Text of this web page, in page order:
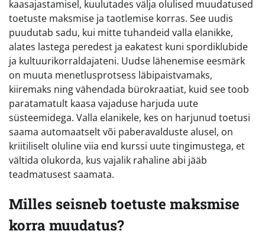
kaasajastamisel, kuulutades välja olulised muudatused
toetuste maksmise ja taotlemise korras. See uudis
puudutab sadu, kui mitte tuhandeid valla elanikke,
alates lastega peredest ja eakatest kuni spordiklubide
ja kultuurikorraldajateni. Uudse lähenemise eesmärk
on muuta menetlusprotsess läbipaistvamaks,
kiiremaks ning vähendada bürokraatiat, kuid see toob
paratamatult kaasa vajaduse harjuda uute
süsteemidega. Valla elanikele, kes on harjunud toetusi
saama automaatselt või paberavalduste alusel, on
kriitiliselt oluline viia end kurssi uute tingimustega, et
vältida olukorda, kus vajalik rahaline abi jääb
teadmatusest saamata.
Milles seisneb toetuste maksmise
korra muudatus?